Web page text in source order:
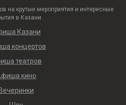
на крутые мероприятия и интересные
в Казани.
Казани
концертов
театров
кино
Вечеринки